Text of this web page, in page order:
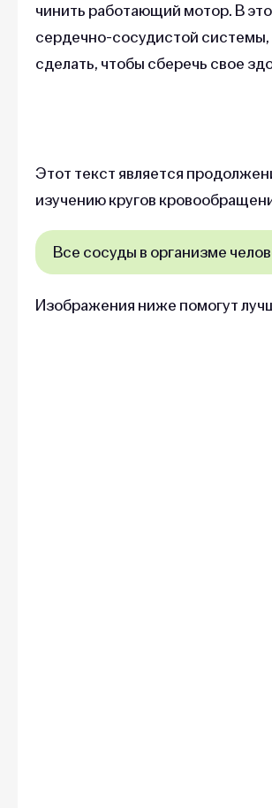
чинить работающий мотор. В
сердечно-сосудистой
сделать, чтобы сберечь свое
Этот текст является
изучению кругов
Все сосуды в организме
Изображения ниже помогут